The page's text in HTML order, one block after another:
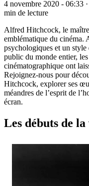
4 novembre 2020 - 06:33 ·
min de lecture
Alfred Hitchcock, le
emblématique du cinéma.
psychologiques et un
public du monde entier,
cinématographique ont
Rejoignez-nous pour
Hitchcock, explorer ses
méandres de l’esprit de
écran.
Les débuts de la